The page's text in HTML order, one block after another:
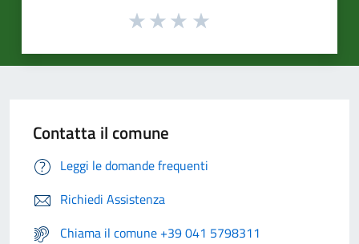
Contatta il comune
Leggi le domande frequenti
Richiedi Assistenza
Chiama il comune +39 041 5798311